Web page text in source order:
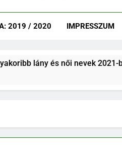
2019 / 2020 IMPRESSZUM
és női nevek 2021-ben